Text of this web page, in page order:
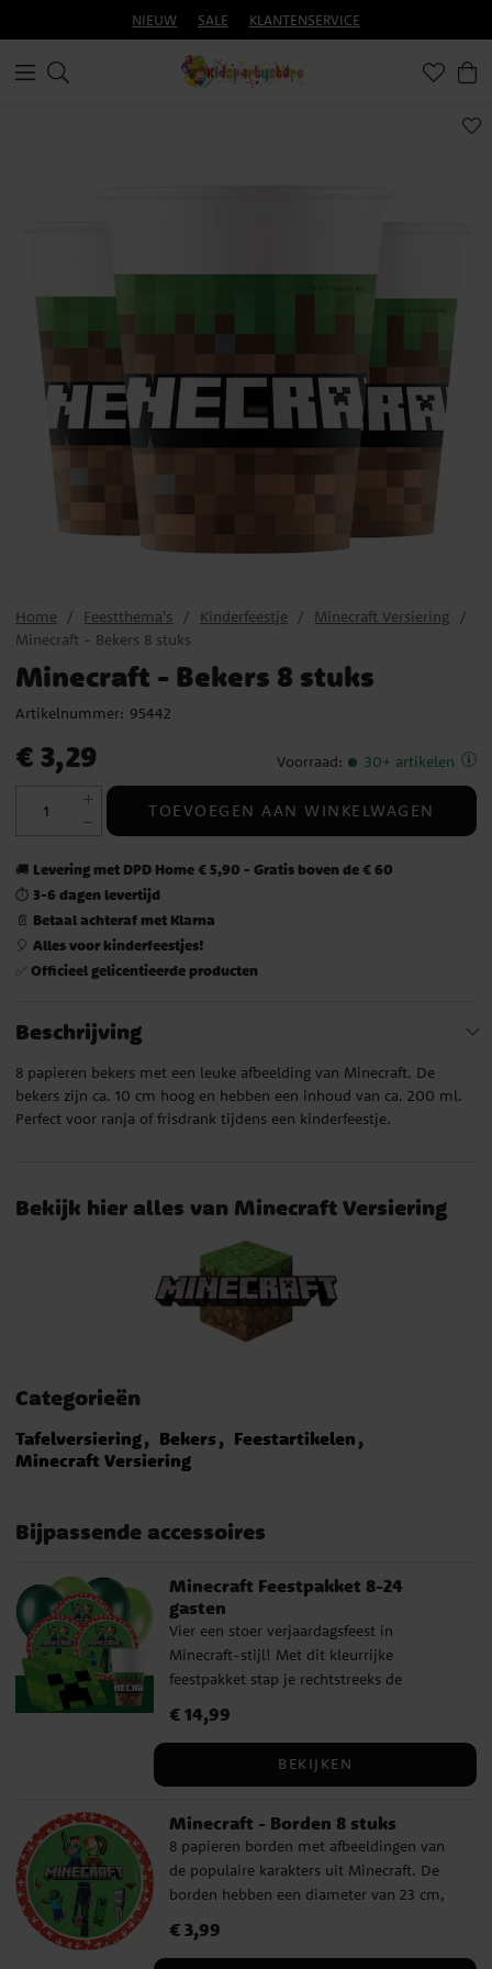
NIEUW SALE KLANTENSERVICE
Home Feestthema's Kinderfeestje
Minecraft Versiering
Minecraft - Bekers 8 stuks
Minecraft - Bekers 8 stuks
Artikelnummer: 95442
Prijs: € 3,29
€ 3,29 Voorraad: 30+ artikelen
TOEVOEGEN AAN WINKELWAGEN
🚚 Levering met DPD Home € 5,90 - Gratis boven de € 60
⏱️ 3-6 dagen levertijd
📄 Betaal achteraf met Klarna
🎈 Alles voor kinderfeestjes!
✅ Officieel gelicentieerde producten
Beschrijving
8 papieren bekers met een leuke afbeelding van Minecraft. De
bekers zijn ca. 10 cm hoog en hebben een inhoud van ca. 200 ml.
Perfect voor ranja of frisdrank tijdens een kinderfeestje.
Bekijk hier alles van Minecraft Versiering
Categorieën
Tafelversiering Bekers
Feestartikelen
Minecraft Versiering
Bijpassende accessoires
Minecraft Feestpakket 8-24
gasten
Vier een stoer verjaardagsfeest in
Minecraft-stijl! Met dit kleurrijke
feestpakket stap je rechtstreeks de
De borden, papieren bekers en servetten
karakters en vormen samen met de groene
tafelkleed een perfecte feesttafel. Alles wat
je nodig hebt voor een geslaagd
verjaardagsfeest zit in dit pakket, ideaal
voor ouders die tijd willen besparen en
hun kind een onvergetelijke dag willen
geven. Wie het feest nog completer wil
Prijs: € 14,99
€ 14,99
BEKIJKEN
Minecraft - Borden 8 stuks
8 papieren borden met afbeeldingen van
de populaire karakters uit Minecraft. De
borden hebben een diameter van 23 cm,
en perfect voor een kinderfeestje.
Prijs:€ 3,99
€ 3,99